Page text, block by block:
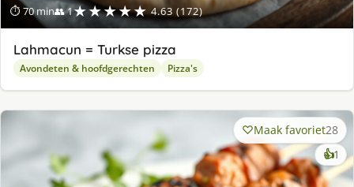
⏱ 70 min👥 1★★★★★ 4.63 (172)
Lahmacun = Turkse pizza
Avondeten & hoofdgerechten Pizza's
Maak favoriet28
👍1